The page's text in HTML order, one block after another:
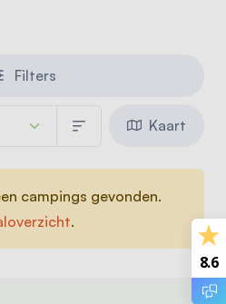
Filters
Kaart
campings gevonden.
.
8.6